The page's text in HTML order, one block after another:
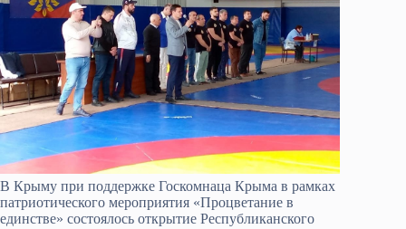
В Крыму при поддержке Госкомнаца Крыма в рамках
патриотического мероприятия «Процветание в
единстве» состоялось открытие Республиканского